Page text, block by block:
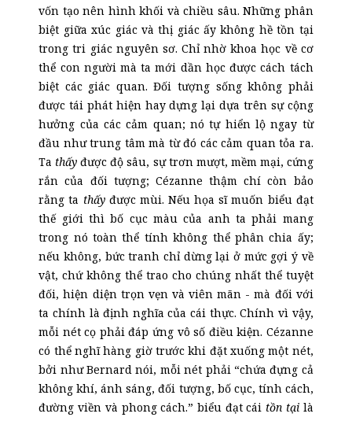
vốn tạo nên hình khối và chiều sâu. Những phân
biệt giữa xúc giác và thị giác ấy không hề tồn tại
trong tri giác nguyên sơ. Chỉ nhờ khoa học về cơ
thể con người mà ta mới dần học được cách tách
biệt các giác quan. Đối tượng sống không phải
được tái phát hiện hay dựng lại dựa trên sự cộng
hưởng của các cảm quan; nó tự hiển lộ ngay từ
đầu như trung tâm mà từ đó các cảm quan tỏa ra.
Ta thấyđược độ sâu, sự trơn mượt, mềm mại, cứng
rắn của đối tượng; Cézanne thậm chí còn bảo
rằng ta thấy được mùi. Nếu họa sĩ muốn biểu đạt
thế giới thì bố cục màu của anh ta phải mang
trong nó toàn thể tính không thể phân chia ấy;
nếu không, bức tranh chỉ dừng lại ở mức gợi ý về
vật, chứ không thể trao cho chúng nhất thể tuyệt
đối, hiện diện trọn vẹn và viên mãn - mà đối với
ta chính là định nghĩa của cái thực. Chính vì vậy,
mỗi nét cọ phải đáp ứng vô số điều kiện. Cézanne
có thể nghĩ hàng giờ trước khi đặt xuống một nét,
bởi như Bernard nói, mỗi nét phải “chứa đựng cả
không khí, ánh sáng, đối tượng, bố cục, tính cách,
đường viền và phong cách.” biểu đạt cái tồn tạilà